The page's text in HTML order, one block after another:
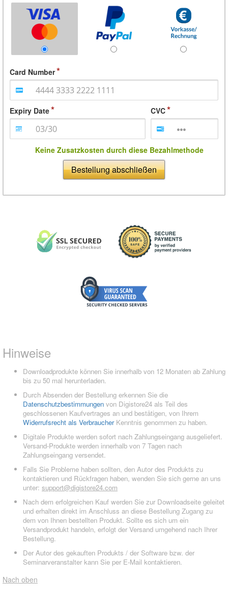
Card Number
Expiry Date CVC
Keine Zusatzkosten durch diese Bezahlmethode
Bestellung abschließen
Hinweise
Downloadprodukte können Sie innerhalb von 12 Monaten ab Zahlung
bis zu 50 mal herunterladen.
Durch Absenden der Bestellung erkennen Sie die
Datenschutzbestimmungen von Digistore24 als Teil des
geschlossenen Kaufvertrages an und bestätigen, von Ihrem
Widerrufsrecht als VerbraucherKenntnis genommen zu haben.
Digitale Produkte werden sofort nach Zahlungseingang ausgeliefert.
Versand-Produkte werden innerhalb von 7 Tagen nach
Zahlungseingang versendet.
Falls Sie Probleme haben sollten, den Autor des Produkts zu
kontaktieren und Rückfragen haben, wenden Sie sich gerne an uns
unter: support@digistore24.com
Nach dem erfolgreichen Kauf werden Sie zur Downloadseite geleitet
und erhalten direkt im Anschluss an diese Bestellung Zugang zu
dem von Ihnen bestellten Produkt. Sollte es sich um ein
Versandprodukt handeln, erfolgt der Versand umgehend nach Ihrer
Bestellung.
Der Autor des gekauften Produkts / der Software bzw. der
Seminarveranstalter kann Sie per E-Mail kontaktieren.
Nach oben